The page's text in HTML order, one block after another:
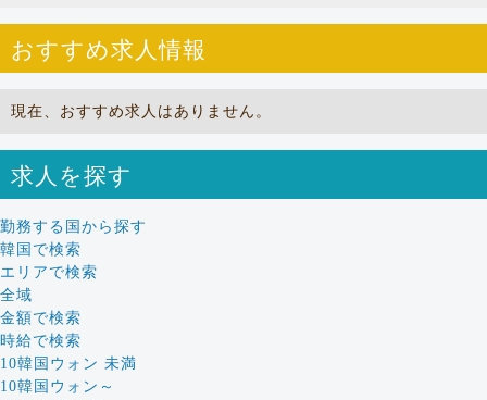
おすすめ求人情報
現在、おすすめ求人はありません。
求人を探す
勤務する国から探す
韓国で検索
エリアで検索
全域
金額で検索
時給で検索
10韓国ウォン 未満
10韓国ウォン～